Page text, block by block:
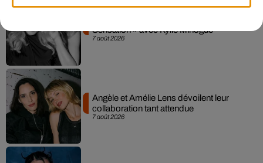
7 août 2026
Sensation » avec Kylie Minogue
7 août 2026
Angèle et Amélie Lens dévoilent leur
collaboration tant attendue